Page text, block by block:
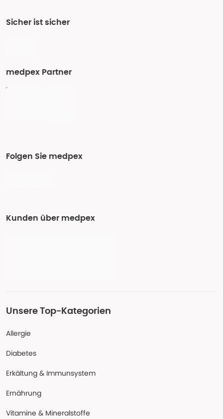
Sicher ist sicher
medpex Partner
Folgen Sie medpex
Kunden über medpex
Unsere Top-Kategorien
Allergie
Diabetes
Erkältung & Immunsystem
Ernährung
Vitamine & Mineralstoffe